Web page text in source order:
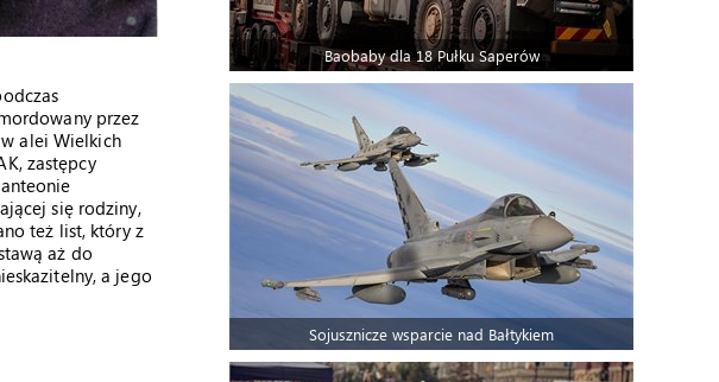
przez
alei Wielkich
zastępcy
się rodziny,
też list, który z
aż do
a jego
Baobaby dla 18 Pułku Saperów
Sojusznicze wsparcie nad Bałtykiem